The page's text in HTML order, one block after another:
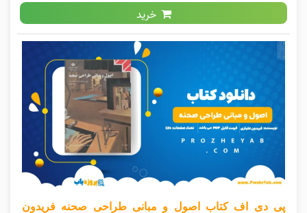
خرید
پی دی اف کتاب اصول و مبانی طراحی صحنه فریدون